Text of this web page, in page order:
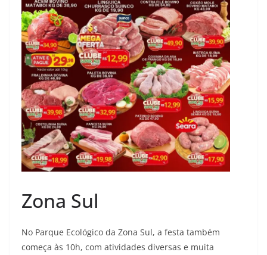
Zona Sul
No Parque Ecológico da Zona Sul, a festa também
começa às 10h, com atividades diversas e muita